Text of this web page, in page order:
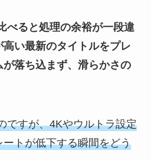
べると処理の余裕が一段違
い最新のタイトルをプレ
落ち込まず、滑らかさの
ですが、4Kやウルトラ設定
トが低下する瞬間をどう